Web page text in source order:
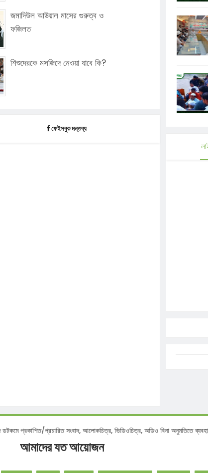
জমাদিউল আউয়াল মাসের গুরুত্ব ও
ফজিলত
শিশুদেরকে মসজিদে নেওয়া যাবে কি?
ফেইসবুক মন্তব্য
নিউজ ডটকমে প্রকাশিত/প্রচারিত সংবাদ, আলোকচিত্র, ভিডিওচিত্র, অডিও বিনা
আমাদের যত আয়োজন